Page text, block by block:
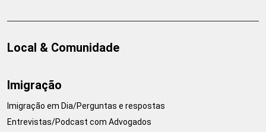
Local & Comunidade
Imigração
Imigração em Dia/Perguntas e respostas
Entrevistas/Podcast com Advogados